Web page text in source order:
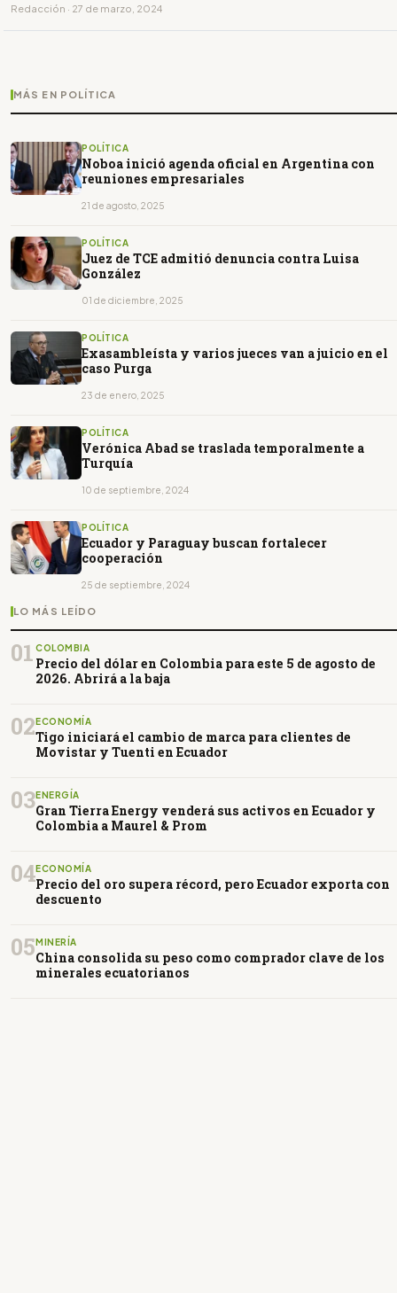
Redacción · 27 de marzo, 2024
MÁS EN POLÍTICA
POLÍTICA
Noboa inició agenda oficial en Argentina con
reuniones empresariales
21 de agosto, 2025
POLÍTICA
Juez de TCE admitió denuncia contra Luisa
González
01 de diciembre, 2025
POLÍTICA
Exasambleísta y varios jueces van a juicio en el
caso Purga
23 de enero, 2025
POLÍTICA
Verónica Abad se traslada temporalmente a
Turquía
10 de septiembre, 2024
POLÍTICA
Ecuador y Paraguay buscan fortalecer
cooperación
25 de septiembre, 2024
LO MÁS LEÍDO
01 COLOMBIA
Precio del dólar en Colombia para este 5 de agosto de
2026. Abrirá a la baja
02ECONOMÍA
Tigo iniciará el cambio de marca para clientes de
Movistar y Tuenti en Ecuador
03ENERGÍA
Gran Tierra Energy venderá sus activos en Ecuador y
Colombia a Maurel & Prom
04ECONOMÍA
Precio del oro supera récord, pero Ecuador exporta con
descuento
05MINERÍA
China consolida su peso como comprador clave de los
minerales ecuatorianos